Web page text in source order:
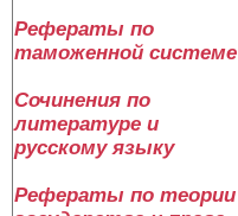
Рефераты по
таможенной системе
Сочинения по
литературе и
русскому языку
Рефераты по теории